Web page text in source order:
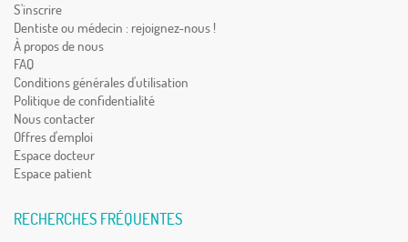
S'inscrire
Dentiste ou médecin : rejoignez-nous !
À propos de nous
FAQ
Conditions générales d'utilisation
Politique de confidentialité
Nous contacter
Offres d'emploi
Espace docteur
Espace patient
RECHERCHES FRÉQUENTES